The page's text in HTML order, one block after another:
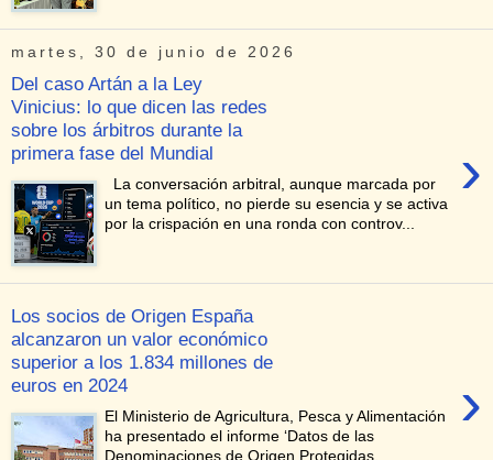
martes, 30 de junio de 2026
Del caso Artán a la Ley
Vinicius: lo que dicen las redes
sobre los árbitros durante la
primera fase del Mundial
›
La conversación arbitral, aunque marcada por
un tema político, no pierde su esencia y se activa
por la crispación en una ronda con controv...
Los socios de Origen España
alcanzaron un valor económico
superior a los 1.834 millones de
euros en 2024
›
El Ministerio de Agricultura, Pesca y Alimentación
ha presentado el informe ‘Datos de las
Denominaciones de Origen Protegidas,